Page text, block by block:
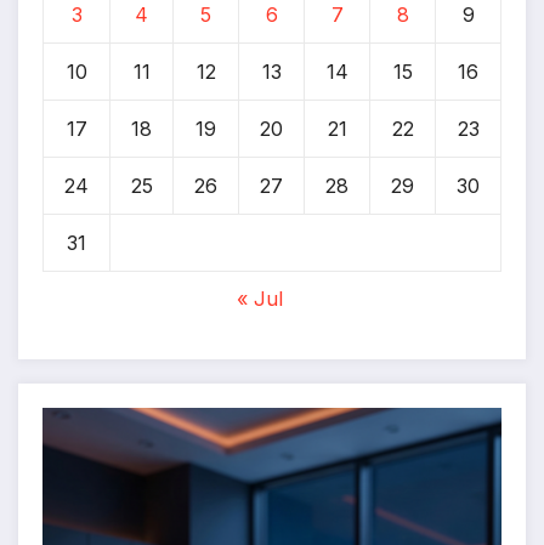
3 4 5 6 7 8 9
10 11 12 13 14 15 16
17 18 19 20 21 22 23
24 25 26 27 28 29 30
31
« Jul